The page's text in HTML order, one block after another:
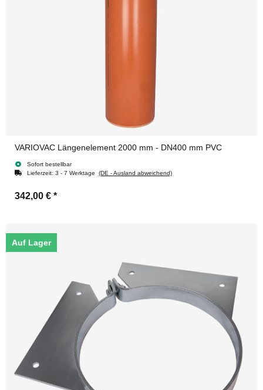
VARIOVAC Längenelement 2000 mm - DN400 mm PVC
Sofort bestellbar
Lieferzeit: 3 - 7 Werktage (DE - Ausland abweichend)
342,00 € *
Auf Lager